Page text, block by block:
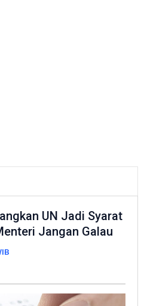
UN Jadi Syarat
Jangan Galau